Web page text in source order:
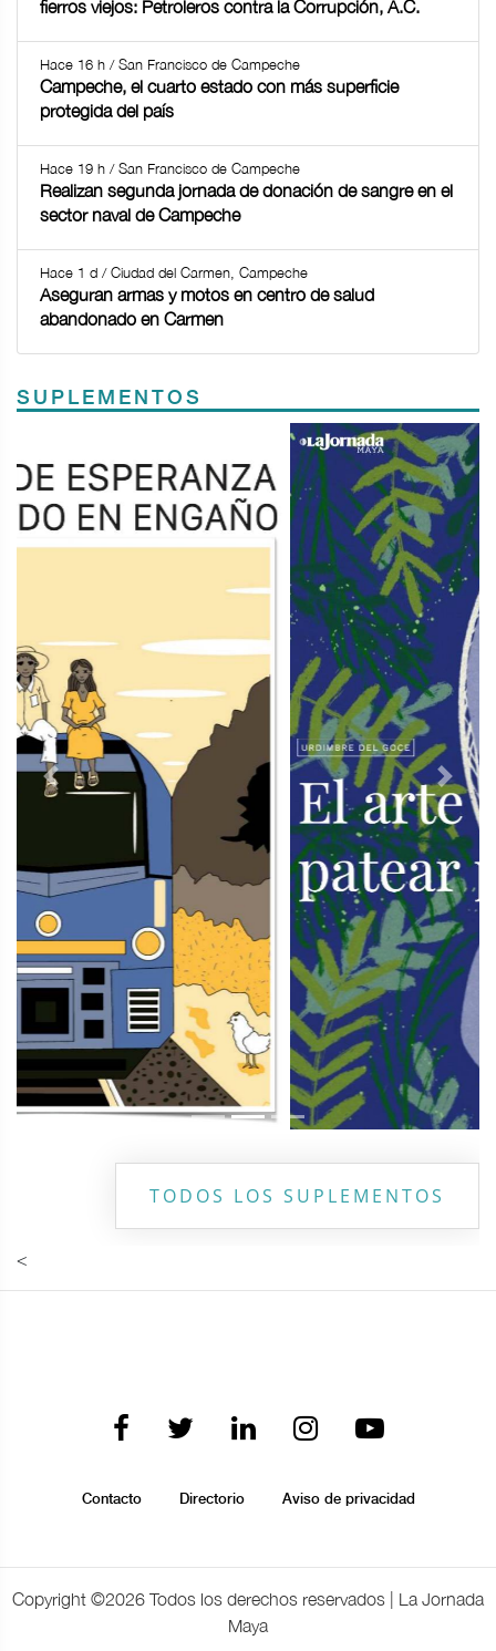
fierros viejos: Petroleros contra la Corrupción, A.C.
Hace 16 h / San Francisco de Campeche
Campeche, el cuarto estado con más superficie
protegida del país
Hace 19 h / San Francisco de Campeche
Realizan segunda jornada de donación de sangre en el
sector naval de Campeche
Hace 1 d / Ciudad del Carmen, Campeche
Aseguran armas y motos en centro de salud
abandonado en Carmen
SUPLEMENTOS
Previous Next
TODOS LOS SUPLEMENTOS
<
Contacto Directorio Aviso de privacidad
Copyright ©2026 Todos los derechos reservados | La Jornada
Maya